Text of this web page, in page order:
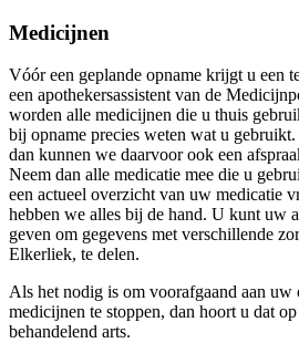
Medicijnen
Vóór een geplande opname krijgt u een
een apothekersassistent van de
worden alle medicijnen die u thuis
bij opname precies weten wat u
dan kunnen we daarvoor ook een
Neem dan alle medicatie mee die u
een actueel overzicht van uw medicatie
hebben we alles bij de hand. U kunt uw
geven om gegevens met verschillende
Elkerliek, te delen.
Als het nodig is om voorafgaand aan uw
medicijnen te stoppen, dan hoort u dat
behandelend arts.